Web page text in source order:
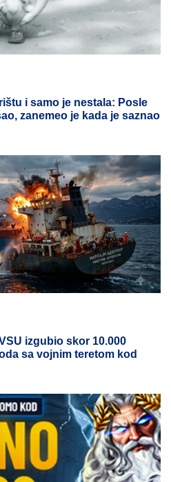
i samo je nestala: Posle
zanemeo je kada je saznao
izgubio skor 10.000
sa vojnim teretom kod